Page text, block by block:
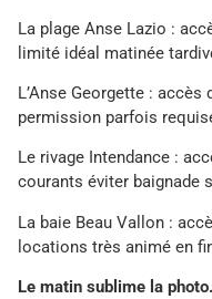
La plage Anse Lazio :
limité idéal matinée
L’Anse Georgette :
permission parfois
Le rivage Intendance :
courants éviter baignade
La baie Beau Vallon :
locations très animé en
Le matin sublime la photo.